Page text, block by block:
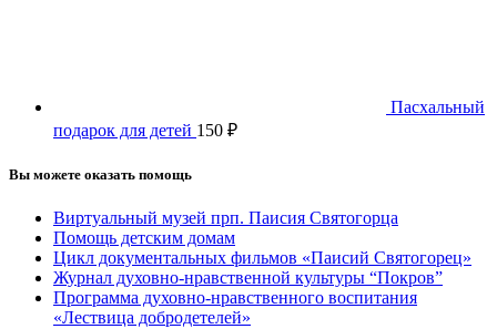
Пасхальный
подарок для детей 150 ₽
Вы можете оказать помощь
Виртуальный музей прп. Паисия Святогорца
Помощь детским домам
Цикл документальных фильмов «Паисий Святогорец»
Журнал духовно-нравственной культуры “Покров”
Программа духовно-нравственного воспитания
«Лествица добродетелей»